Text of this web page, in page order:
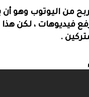
من اليوتوب وهو
فيديوهات ، لكن
.